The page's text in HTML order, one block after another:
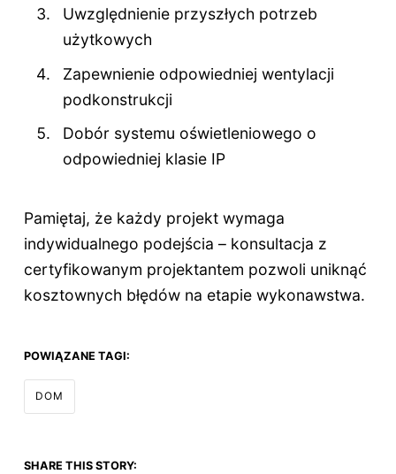
Uwzględnienie przyszłych potrzeb
użytkowych
Zapewnienie odpowiedniej wentylacji
podkonstrukcji
Dobór systemu oświetleniowego o
odpowiedniej klasie IP
Pamiętaj, że każdy projekt wymaga
indywidualnego podejścia – konsultacja z
certyfikowanym projektantem pozwoli uniknąć
kosztownych błędów na etapie wykonawstwa.
POWIĄZANE TAGI:
DOM
SHARE THIS STORY: